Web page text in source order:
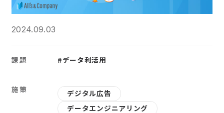
2024.09.03
課題 #データ利活用
施策
デジタル広告
データエンジニアリング